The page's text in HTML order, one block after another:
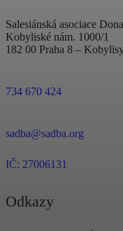
Salesiánská asociace
Kobyliské nám. 1000/1
182 00 Praha 8 –
734 670 424
sadba@sadba.org
IČ: 27006131
Odkazy